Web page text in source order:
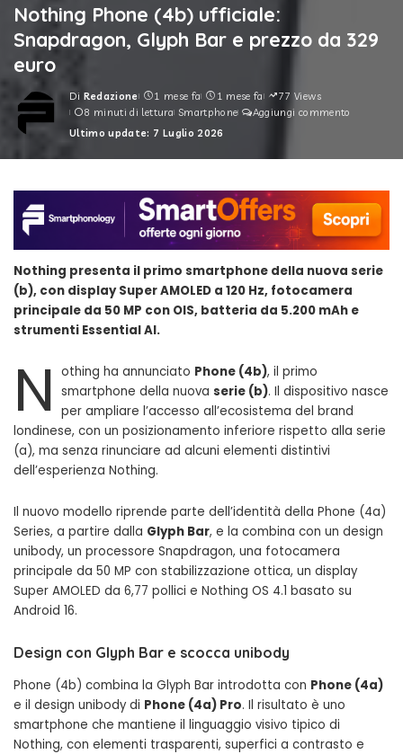
Nothing Phone (4b) ufficiale:
Snapdragon, Glyph Bar e prezzo da 329
euro
Posted
by
Di Redazione 1 mese fa 1 mese fa
77 Views
8 minuti di lettura Smartphone
Aggiungi commento
Ultimo update: 7 Luglio 2026
Nothing presenta il primo smartphone della nuova serie
(b), con display Super AMOLED a 120 Hz, fotocamera
principale da 50 MP con OIS, batteria da 5.200 mAh e
strumenti Essential AI.
N othing ha annunciato Phone (4b), il primo
smartphone della nuova serie (b). Il dispositivo nasce
per ampliare l’accesso all’ecosistema del brand
londinese, con un posizionamento inferiore rispetto alla serie
(a), ma senza rinunciare ad alcuni elementi distintivi
dell’esperienza Nothing.
Il nuovo modello riprende parte dell’identità della Phone (4a)
Series, a partire dalla Glyph Bar, e la combina con un design
unibody, un processore Snapdragon, una fotocamera
principale da 50 MP con stabilizzazione ottica, un display
Super AMOLED da 6,77 pollici e Nothing OS 4.1 basato su
Android 16.
Design con Glyph Bar e scocca unibody
Phone (4b) combina la Glyph Bar introdotta con Phone (4a)
e il design unibody di Phone (4a) Pro. Il risultato è uno
smartphone che mantiene il linguaggio visivo tipico di
Nothing, con elementi trasparenti, superfici a contrasto e